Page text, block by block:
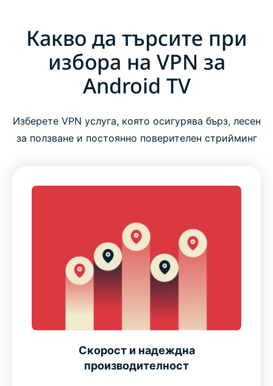
Какво да търсите при
избора на VPN за
Android TV
Изберете VPN услуга, която осигурява бърз, лесен
за ползване и постоянно поверителен стрийминг
Скорост и надеждна
производителност